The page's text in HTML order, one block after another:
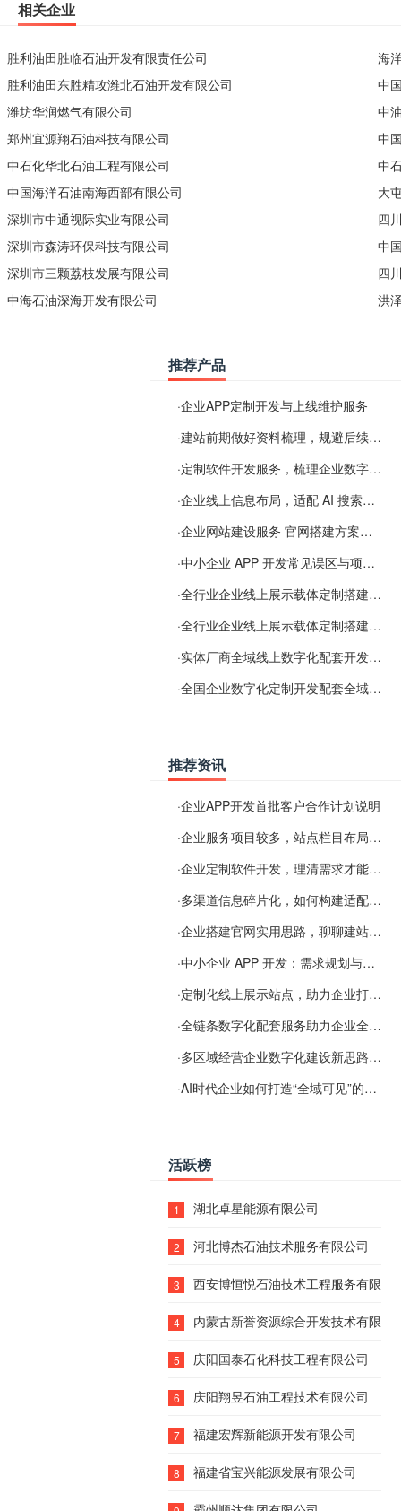
相关企业
胜利油田胜临石油开发有限责任公司
胜利油田东胜精攻潍北石油开发有限公司
潍坊华润燃气有限公司
郑州宜源翔石油科技有限公司
中石化华北石油工程有限公司
中国海洋石油南海西部有限公司
深圳市中通视际实业有限公司
深圳市森涛环保科技有限公司
深圳市三颗荔枝发展有限公司
中海石油深海开发有限公司
海
中
中
中
中
大
四
中
四
洪
推荐产品
·企业APP定制开发与上线维护服务
·建站前期做好资料梳理，规避后续各类使用难题
·定制软件开发服务，梳理企业数字化落地常见难点
·企业线上信息布局，适配 AI 搜索需要留意这些要点
·企业网站建设服务 官网搭建方案经验分享
·中小企业 APP 开发常见误区与项目规划实用经验
·全行业企业线上展示载体定制搭建服务
·全行业企业线上展示载体定制搭建服务
·实体厂商全域线上数字化配套开发与地域检索优化服务
·全国企业数字化定制开发配套全域搜索优化服务
推荐资讯
·企业APP开发首批客户合作计划说明
·企业服务项目较多，站点栏目布局规划参考思路
·企业定制软件开发，理清需求才能提升数字化落地效率
·多渠道信息碎片化，如何构建适配 AI 检索的品牌信息源
·企业搭建官网实用思路，聊聊建站容易忽视的问题
·中小企业 APP 开发：需求规划与项目落地避坑经验分享
·定制化线上展示站点，助力企业打通线上经营渠道
·全链条数字化配套服务助力企业全域线上经营
·多区域经营企业数字化建设新思路：多端载体与地域检索一体化落地思路分享
·AI时代企业如何打造“全域可见”的数字资产？梓彤超越给出新解法
活跃榜
1 湖北卓星能源有限公司
2 河北博杰石油技术服务有限公司
3 西安博恒悦石油技术工程服务有限公
4 内蒙古新誉资源综合开发技术有限公
5 庆阳国泰石化科技工程有限公司
6 庆阳翔昱石油工程技术有限公司
7 福建宏辉新能源开发有限公司
8 福建省宝兴能源发展有限公司